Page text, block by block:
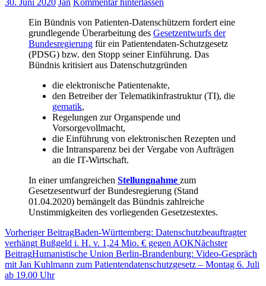
Ein Bündnis von Patienten-Datenschützern fordert eine
grundlegende Überarbeitung des Gesetzentwurfs der
Bundesregierung für ein Patientendaten-Schutzgesetz
(PDSG) bzw. den Stopp seiner Einführung. Das
Bündnis kritisiert aus Datenschutzgründen
die elektronische Patientenakte,
den Betreiber der Telematikinfrastruktur (TI), die
gematik,
Regelungen zur Organspende und
Vorsorgevollmacht,
die Einführung von elektronischen Rezepten und
die Intransparenz bei der Vergabe von Aufträgen
an die IT-Wirtschaft.
In einer umfangreichen Stellungnahme zum
Gesetzesentwurf der Bundesregierung (Stand
01.04.2020) bemängelt das Bündnis zahlreiche
Unstimmigkeiten des vorliegenden Gesetzestextes.
Beitragsnavigation
Vorheriger BeitragBaden-Württemberg: Datenschutzbeauftragter
verhängt Bußgeld i. H. v. 1,24 Mio. € gegen AOKNächster
BeitragHumanistische Union Berlin-Brandenburg: Video-Gespräch
mit Jan Kuhlmann zum Patientendatenschutzgesetz – Montag 6. Juli
ab 19.00 Uhr